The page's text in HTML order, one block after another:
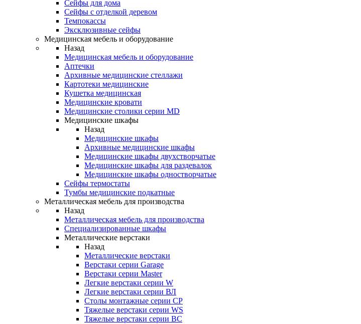
Сейфы для дома
Сейфы с отделкой деревом
Темпокассы
Эксклюзивные сейфы
Медицинская мебель и оборудование
Назад
Медицинская мебель и оборудование
Аптечки
Архивные медицинские стеллажи
Картотеки медицинские
Кушетка медицинская
Медицинские кровати
Медицинские столики серии MD
Медицинские шкафы
Назад
Медицинские шкафы
Архивные медицинские шкафы
Медицинские шкафы двухстворчатые
Медицинские шкафы для раздевалок
Медицинские шкафы одностворчатые
Сейфы термостаты
Тумбы медицинские подкатные
Металлическая мебель для производства
Назад
Металлическая мебель для производства
Cпециализированные шкафы
Металлические верстаки
Назад
Металлические верстаки
Верстаки серии Garage
Верстаки серии Master
Легкие верстаки серии W
Легкие верстаки серии ВЛ
Столы монтажные серии СР
Тяжелые верстаки серии WS
Тяжелые верстаки серии ВС